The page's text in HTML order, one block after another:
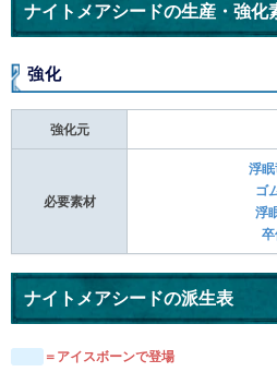
ナイトメアシードの生産・強化
強化
強化元
必要素材
浮眠
ゴ
浮
卒
ナイトメアシードの派生表
＝アイスボーンで登場